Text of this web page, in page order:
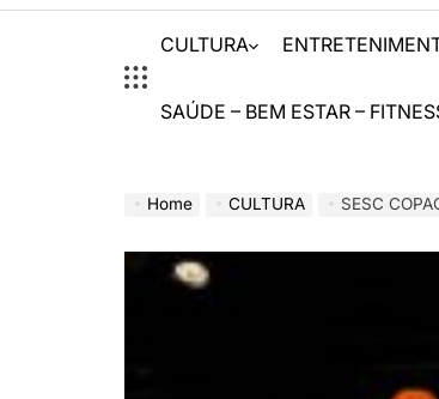
CULTURA
SAÚDE – BEM ESTAR –
Home CULTURA SESC